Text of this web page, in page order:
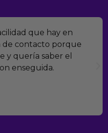
hay en
porque
saber el